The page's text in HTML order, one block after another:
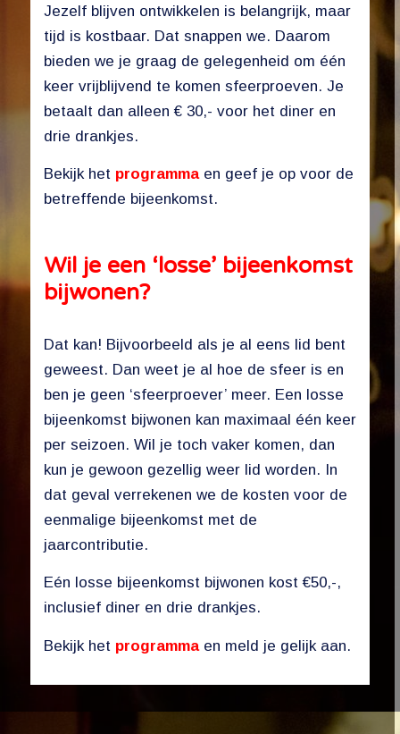
Jezelf blijven ontwikkelen is belangrijk, maar
tijd is kostbaar. Dat snappen we. Daarom
bieden we je graag de gelegenheid om één
keer vrijblijvend te komen sfeerproeven. Je
betaalt dan alleen € 30,- voor het diner en
drie drankjes.
Bekijk het programmaen geef je op voor de
betreffende bijeenkomst.
Wil je een ‘losse’ bijeenkomst
bijwonen?
Dat kan! Bijvoorbeeld als je al eens lid bent
geweest. Dan weet je al hoe de sfeer is en
ben je geen ‘sfeerproever’ meer. Een losse
bijeenkomst bijwonen kan maximaal één keer
per seizoen. Wil je toch vaker komen, dan
kun je gewoon gezellig weer lid worden. In
dat geval verrekenen we de kosten voor de
eenmalige bijeenkomst met de
jaarcontributie.
Eén losse bijeenkomst bijwonen kost €50,-,
inclusief diner en drie drankjes.
Bekijk het programmaen meld je gelijk aan.